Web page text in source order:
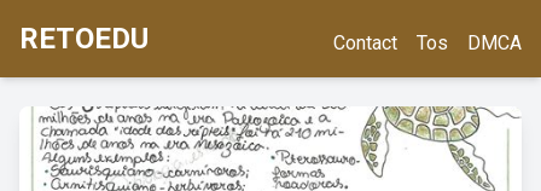
RETOEDU Contact Tos DMCA